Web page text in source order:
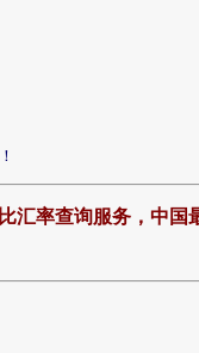
率查询服务，中国